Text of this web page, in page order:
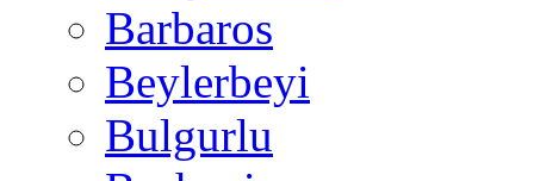
Barbaros
Beylerbeyi
Bulgurlu